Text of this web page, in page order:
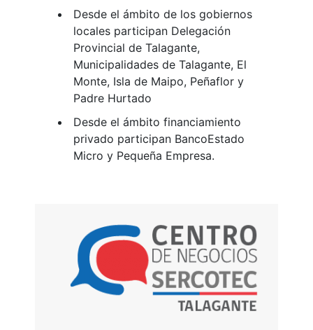
Desde el ámbito de los gobiernos
locales participan Delegación
Provincial de Talagante,
Municipalidades de Talagante, El
Monte, Isla de Maipo, Peñaflor y
Padre Hurtado
Desde el ámbito financiamiento
privado participan BancoEstado
Micro y Pequeña Empresa.